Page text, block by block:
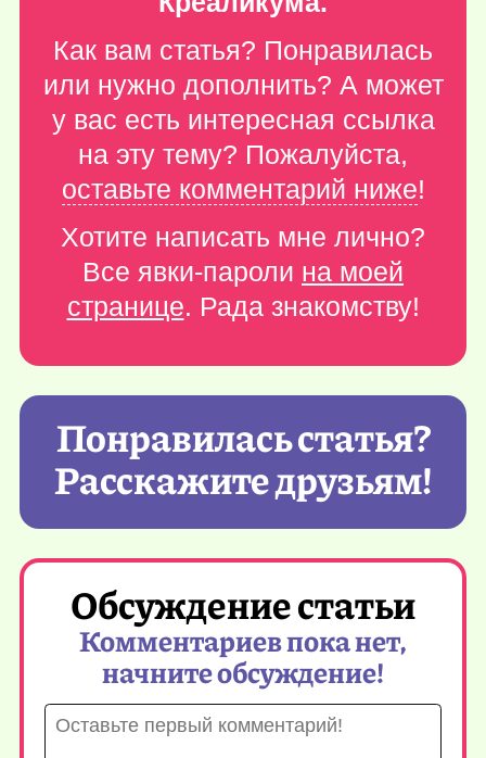
Как вам статья? Понравилась
или нужно дополнить? А может
у вас есть интересная ссылка
на эту тему? Пожалуйста,
оставьте комментарий ниже!
Хотите написать мне лично?
Все явки-пароли на моей
странице. Рада знакомству!
Понравилась статья?
Расскажите друзьям!
Обсуждение статьи
Комментариев пока нет,
начните обсуждение!